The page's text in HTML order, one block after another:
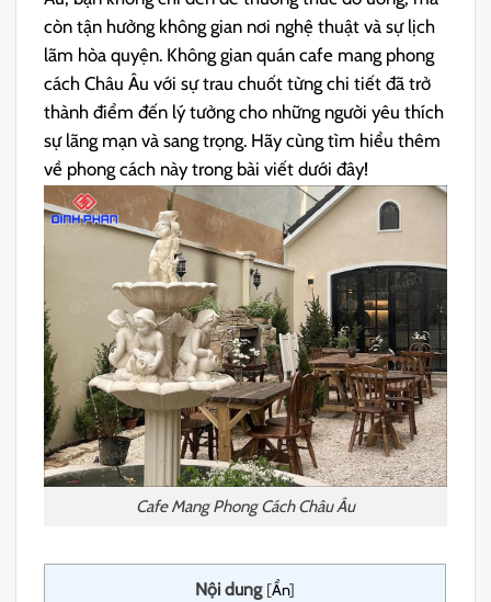
còn tận hưởng không gian nơi nghệ thuật và sự lịch
lãm hòa quyện. Không gian quán cafe mang phong
cách Châu Âu với sự trau chuốt từng chi tiết đã trở
thành điểm đến lý tưởng cho những người yêu thích
sự lãng mạn và sang trọng. Hãy cùng tìm hiểu thêm
về phong cách này trong bài viết dưới đây!
Cafe Mang Phong Cách Châu Âu
Nội dung [Ẩn]